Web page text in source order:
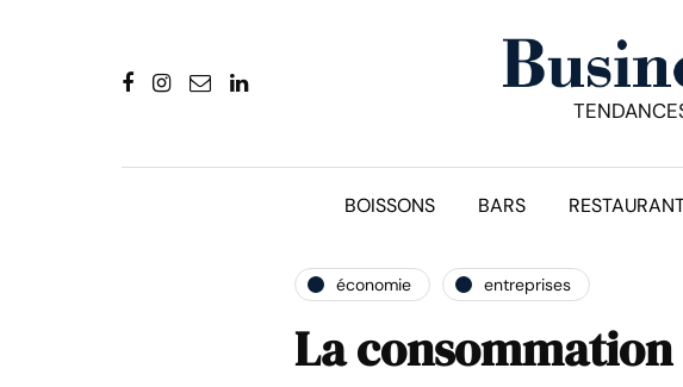
BOISSONS BARS
économie entreprises
La